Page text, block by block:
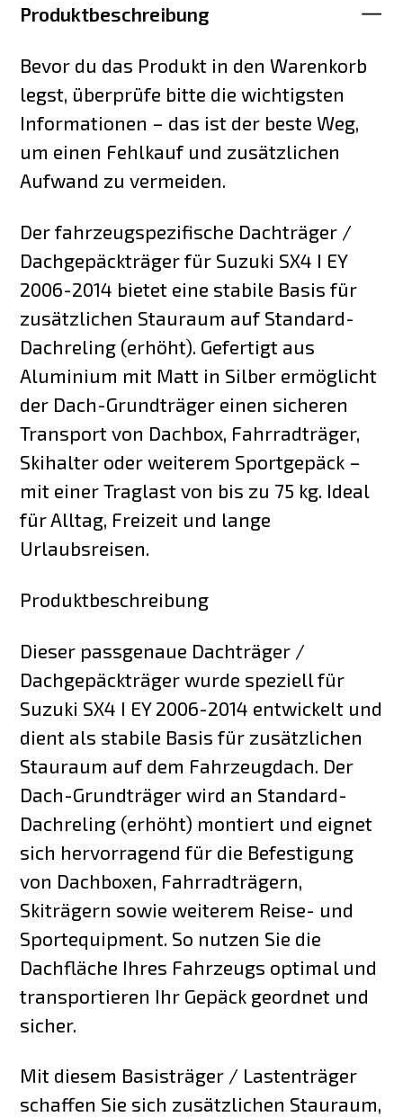
Produktbeschreibung
Bevor du das Produkt in den Warenkorb
legst, überprüfe bitte die wichtigsten
Informationen – das ist der beste Weg,
um einen Fehlkauf und zusätzlichen
Aufwand zu vermeiden.
Der fahrzeugspezifische Dachträger /
Dachgepäckträger für Suzuki SX4 I EY
2006-2014 bietet eine stabile Basis für
zusätzlichen Stauraum auf Standard-
Dachreling (erhöht). Gefertigt aus
Aluminium mit Matt in Silber ermöglicht
der Dach-Grundträger einen sicheren
Transport von Dachbox, Fahrradträger,
Skihalter oder weiterem Sportgepäck –
mit einer Traglast von bis zu 75 kg. Ideal
für Alltag, Freizeit und lange
Urlaubsreisen.
Produktbeschreibung
Dieser passgenaue Dachträger /
Dachgepäckträger wurde speziell für
Suzuki SX4 I EY 2006-2014 entwickelt und
dient als stabile Basis für zusätzlichen
Stauraum auf dem Fahrzeugdach. Der
Dach-Grundträger wird an Standard-
Dachreling (erhöht) montiert und eignet
sich hervorragend für die Befestigung
von Dachboxen, Fahrradträgern,
Skiträgern sowie weiterem Reise- und
Sportequipment. So nutzen Sie die
Dachfläche Ihres Fahrzeugs optimal und
transportieren Ihr Gepäck geordnet und
sicher.
Mit diesem Basisträger / Lastenträger
schaffen Sie sich zusätzlichen Stauraum,